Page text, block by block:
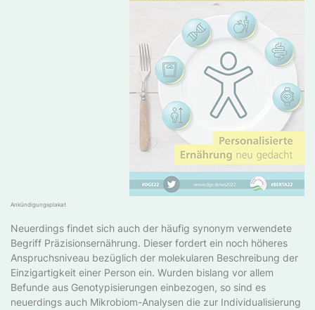
Ankündigungsplakat
Neuerdings findet sich auch der häufig synonym verwendete
Begriff Präzisionsernährung. Dieser fordert ein noch höheres
Anspruchsniveau bezüglich der molekularen Beschreibung der
Einzigartigkeit einer Person ein. Wurden bislang vor allem
Befunde aus Genotypisierungen einbezogen, so sind es
neuerdings auch Mikrobiom-Analysen die zur Individualisierung